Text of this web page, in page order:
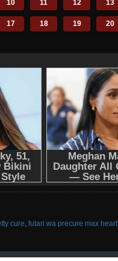
10 11 12 13
17 18 19 20
cure futari wa precure max heart